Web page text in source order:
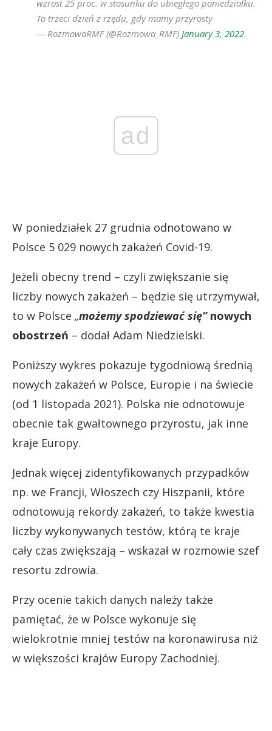
wzrost 25 proc. w stosunku do ubiegłego poniedziałku.
To trzeci dzień z rzędu, gdy mamy przyrosty
— RozmowaRMF (@Rozmowa_RMF) January 3, 2022
ad
W poniedziałek 27 grudnia odnotowano w
Polsce 5 029 nowych zakażeń Covid-19.
Jeżeli obecny trend – czyli zwiększanie się
liczby nowych zakażeń – będzie się utrzymywał,
to w Polsce „możemy spodziewać się”nowych
obostrzeń – dodał Adam Niedzielski.
Poniższy wykres pokazuje tygodniową średnią
nowych zakażeń w Polsce, Europie i na świecie
(od 1 listopada 2021). Polska nie odnotowuje
obecnie tak gwałtownego przyrostu, jak inne
kraje Europy.
Jednak więcej zidentyfikowanych przypadków
np. we Francji, Włoszech czy Hiszpanii, które
odnotowują rekordy zakażeń, to także kwestia
liczby wykonywanych testów, którą te kraje
cały czas zwiększają – wskazał w rozmowie szef
resortu zdrowia.
Przy ocenie takich danych należy także
pamiętać, że w Polsce wykonuje się
wielokrotnie mniej testów na koronawirusa niż
w większości krajów Europy Zachodniej.